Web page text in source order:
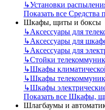
↳Установки
Показать все Средства
Шкафы, щиты и боксы
↳Аксессуары для
↳Аксессуары для
↳Аксессуары для
↳Стойки
↳Шкафы
↳Шкафы
↳Шкафы
Показать все Шкафы,
Шлагбаумы и